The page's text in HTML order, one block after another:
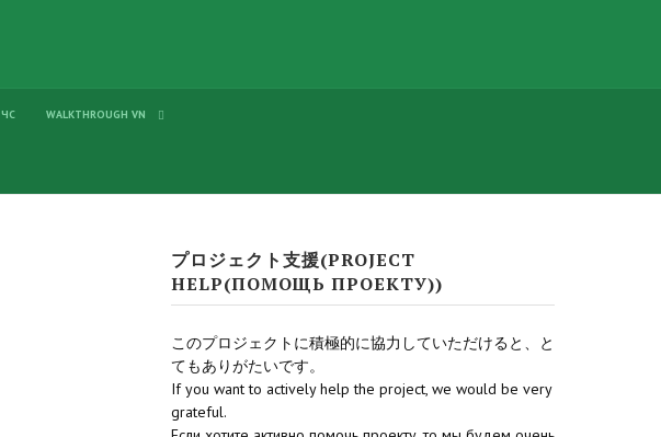
ЧС WALKTHROUGH VN
プロジェクト支援(PROJECT
HELP(ПОМОЩЬ ПРОЕКТУ))
このプロジェクトに積極的に協力していただけると、と
てもありがたいです。
If you want to actively help the project, we would be very
grateful.